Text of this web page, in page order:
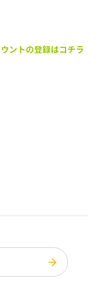
ントの登録はコチラ